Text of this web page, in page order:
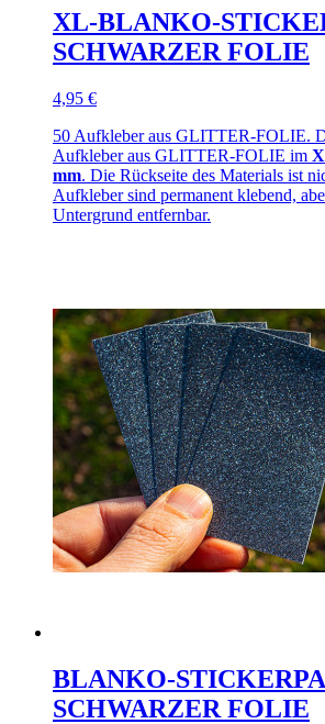
XL-BLANKO-
SCHWARZER FOLIE
4,95 €
50 Aufkleber aus GLITTER-FOLIE.
Aufkleber aus GLITTER-FOLIE im
mm. Die Rückseite des Materials ist
Aufkleber sind permanent klebend,
Untergrund entfernbar.
BLANKO-
SCHWARZER FOLIE